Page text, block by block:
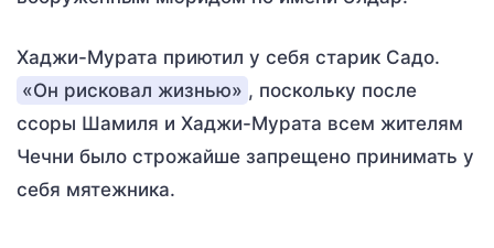
Хаджи-Мурата приютил у себя старик Садо.
«Он рисковал жизнью» , поскольку после
ссоры Шамиля и Хаджи-Мурата всем жителям
Чечни было строжайше запрещено принимать у
себя мятежника.